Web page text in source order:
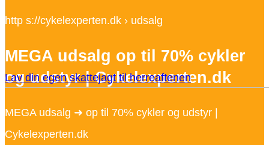
Lav din egen skattejagt til herreaftenen
http s://cykelexperten.dk › udsalg
MEGA udsalg op til 70% cykler
og udstyr | Cykelexperten.dk
MEGA udsalg ➜ op til 70% cykler og udstyr |
Cykelexperten.dk